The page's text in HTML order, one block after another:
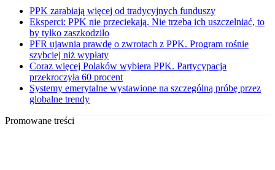
PPK zarabiają więcej od tradycyjnych funduszy
Eksperci: PPK nie przeciekają. Nie trzeba ich uszczelniać, to
by tylko zaszkodziło
PFR ujawnia prawdę o zwrotach z PPK. Program rośnie
szybciej niż wypłaty
Coraz więcej Polaków wybiera PPK. Partycypacja
przekroczyła 60 procent
Systemy emerytalne wystawione na szczególną próbę przez
globalne trendy
Promowane treści